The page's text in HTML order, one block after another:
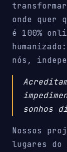
onde quer
é 100%
nós,
sonhos
Nossos
lugares do